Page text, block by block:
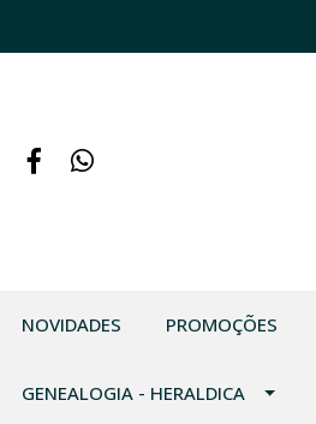
NOVIDADES PROMOÇÕES
GENEALOGIA - HERALDICA